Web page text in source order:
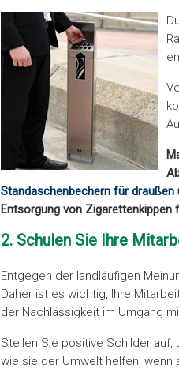
Standaschenbechern für
Entsorgung von Zigarettenkippen
2. Schulen Sie Ihre
Entgegen der landläufigen
Daher ist es wichtig, Ihre
der Nachlässigkeit im Umgang
Stellen Sie positive Schilder auf,
wie sie der Umwelt helfen,